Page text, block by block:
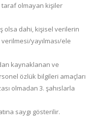
taraf olmayan kişiler
olsa dahi, kişisel verilerin
yayılması/ele
kaynaklanan ve
özlük bilgileri amaçları
olmadan 3. şahıslarla
saygı gösterilir.